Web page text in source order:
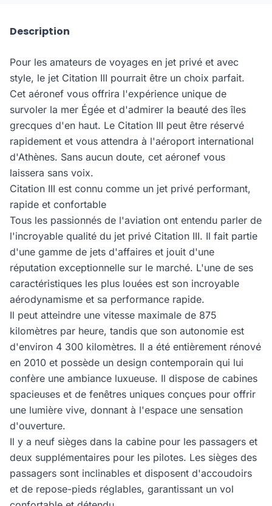
Description
Pour les amateurs de voyages en jet privé et avec
style, le jet Citation III pourrait être un choix parfait.
Cet aéronef vous offrira l'expérience unique de
survoler la mer Égée et d'admirer la beauté des îles
grecques d'en haut. Le Citation III peut être réservé
rapidement et vous attendra à l'aéroport international
d'Athènes. Sans aucun doute, cet aéronef vous
laissera sans voix.
Citation III est connu comme un jet privé performant,
rapide et confortable
Tous les passionnés de l'aviation ont entendu parler de
l'incroyable qualité du jet privé Citation III. Il fait partie
d'une gamme de jets d'affaires et jouit d'une
réputation exceptionnelle sur le marché. L'une de ses
caractéristiques les plus louées est son incroyable
aérodynamisme et sa performance rapide.
Il peut atteindre une vitesse maximale de 875
kilomètres par heure, tandis que son autonomie est
d'environ 4 300 kilomètres. Il a été entièrement rénové
en 2010 et possède un design contemporain qui lui
confère une ambiance luxueuse. Il dispose de cabines
spacieuses et de fenêtres uniques conçues pour offrir
une lumière vive, donnant à l'espace une sensation
d'ouverture.
Il y a neuf sièges dans la cabine pour les passagers et
deux supplémentaires pour les pilotes. Les sièges des
passagers sont inclinables et disposent d'accoudoirs
et de repose-pieds réglables, garantissant un vol